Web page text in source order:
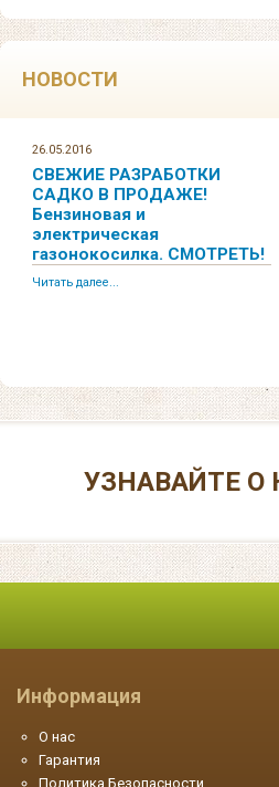
НОВОСТИ
26.05.2016
СВЕЖИЕ РАЗРАБОТКИ
САДКО В ПРОДАЖЕ!
Бензиновая и
электрическая
газонокосилка. СМОТРЕТЬ!
Читать далее...
УЗНАВАЙТЕ О
Информация
О нас
Гарантия
Политика Безопасности